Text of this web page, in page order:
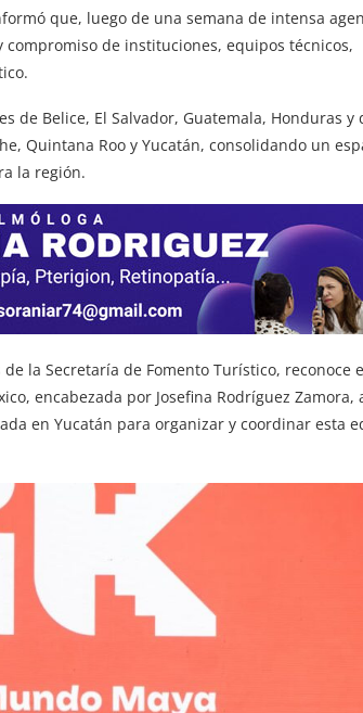
que, luego de una semana de intensa
de instituciones, equipos técnicos,
de Belice, El Salvador, Guatemala, Honduras y
Quintana Roo y Yucatán, consolidando un
la región.
la Secretaría de Fomento Turístico, reconoce
encabezada por Josefina Rodríguez Zamora,
en Yucatán para organizar y coordinar esta